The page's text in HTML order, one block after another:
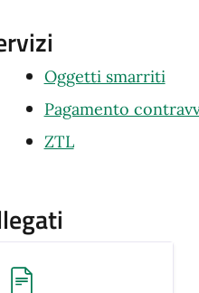
Oggetti smarriti
Pagamento
ZTL